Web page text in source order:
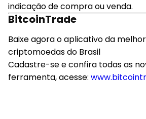
indicação de compra ou venda.
BitcoinTrade
Baixe agora o aplicativo da
criptomoedas do Brasil
Cadastre-se e confira todas as
ferramenta, acesse: